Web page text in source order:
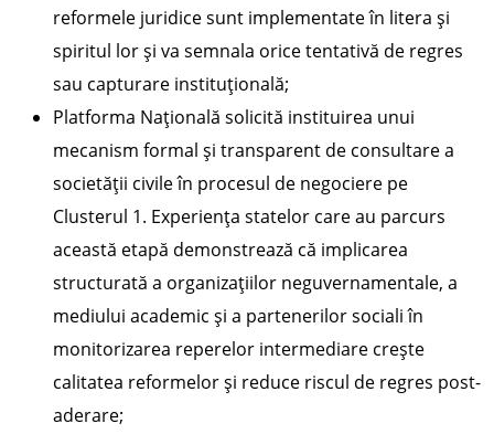
reformele juridice sunt implementate în litera și
spiritul lor și va semnala orice tentativă de regres
sau capturare instituțională;
Platforma Națională solicită instituirea unui
mecanism formal și transparent de consultare a
societății civile în procesul de negociere pe
Clusterul 1. Experiența statelor care au parcurs
această etapă demonstrează că implicarea
structurată a organizațiilor neguvernamentale, a
mediului academic și a partenerilor sociali în
monitorizarea reperelor intermediare crește
calitatea reformelor și reduce riscul de regres post-
aderare;